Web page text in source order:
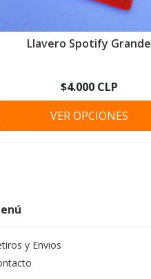
Llavero Spotify Grande
$4.000 CLP
VER OPCIONES
y Envios